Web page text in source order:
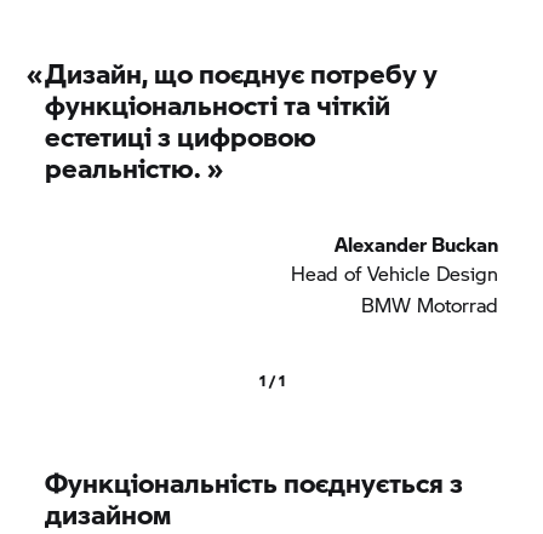
«Дизайн, що поєднує потребу у
функціональності та чіткій
естетиці з цифровою
реальністю.»
Alexander Buckan
Head of Vehicle Design
BMW Motorrad
1 / 1
Функціональність поєднується з
дизайном